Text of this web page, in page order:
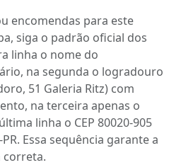
encomendas para este
siga o padrão oficial dos
linha o nome do
na segunda o logradouro
51 Galeria Ritz) com
na terceira apenas o
linha o CEP 80020-905
Essa sequência garante a